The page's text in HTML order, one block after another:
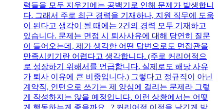
력들을 모두 지우기에는 공백기로 인해 문제가 발생합니
다. 그래서 주로 최근 경력을 기재하나, 지원 직무에 도움
이 된다고 생각이 될 때에는 2건의 경력 모두 기재하고
있습니다. 문제는 면접 시 퇴사사유에 대해 당연히 질문
이 들어오는데, 제가 생각한 어떤 답변으로도 면접관을
만족시키기란 어렵다고 생각합니다. (주로 커리어적으
로 성장하기 위해서를 언급합니다. 실제로도 해당 사유
가 퇴사 이유에 큰 비중입니다.) 그렇다고 정규직이 아닌
계약직, 인턴으로 쓰기는 제 양심에 걸리는 문제라 그렇
게 작성하지는 않을 예정입니다. 이런 상황에서는 어떻